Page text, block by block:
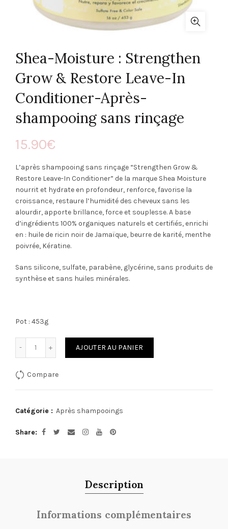
Shea-Moisture : Strengthen
Grow & Restore Leave-In
Conditioner-Après-
shampooing sans rinçage
15.90€
L’après shampooing sans rinçage “Strengthen Grow &
Restore Leave-In Conditioner” de la marque Shea Moisture
nourrit et hydrate en profondeur, renforce, favorise la
croissance, restaure l’humidité des cheveux sans les
alourdir, apporte brillance, force et souplesse. A base
d’ingrédients 100% organiques naturels et certifiés, enrichi
en : huile de ricin noir de Jamaïque, beurre de karité, menthe
poivrée, Kératine.
Sans silicone, sulfate, parabène, glycérine, sans produits de
synthèse et sans huiles minérales.
Pot : 453g
AJOUTER AU PANIER
Compare
Catégorie : Après shampooings
Share
Description
Informations complémentaires